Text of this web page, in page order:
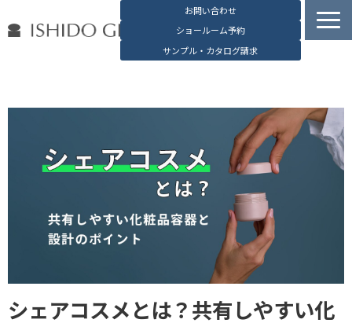
お問い合わせ
ショールーム予約
サンプル・カタログ請求
石堂硝子が選ばれる理由
お役立ち資料
ブログ
シェアコスメとは？共有しやすい化